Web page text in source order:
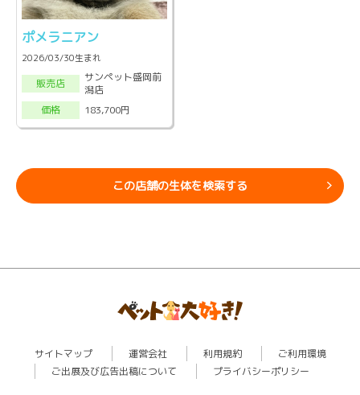
ポメラニアン
2026/03/30生まれ
販売店
サンペット盛岡前
潟店
価格
183,700円
この店舗の生体を検索する
サイトマップ 運営会社 利用規約
ご利用環境
ご出展及び広告出稿について
プライバシーポリシー